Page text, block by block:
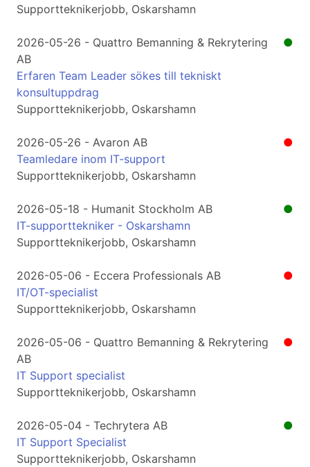
Supportteknikerjobb, Oskarshamn
●
2026-05-26 - Quattro Bemanning & Rekrytering
AB
Erfaren Team Leader sökes till tekniskt
konsultuppdrag
Supportteknikerjobb, Oskarshamn
●
2026-05-26 - Avaron AB
Teamledare inom IT-support
Supportteknikerjobb, Oskarshamn
●
2026-05-18 - Humanit Stockholm AB
IT-supporttekniker - Oskarshamn
Supportteknikerjobb, Oskarshamn
●
2026-05-06 - Eccera Professionals AB
IT/OT-specialist
Supportteknikerjobb, Oskarshamn
●
2026-05-06 - Quattro Bemanning & Rekrytering
AB
IT Support specialist
Supportteknikerjobb, Oskarshamn
●
2026-05-04 - Techrytera AB
IT Support Specialist
Supportteknikerjobb, Oskarshamn